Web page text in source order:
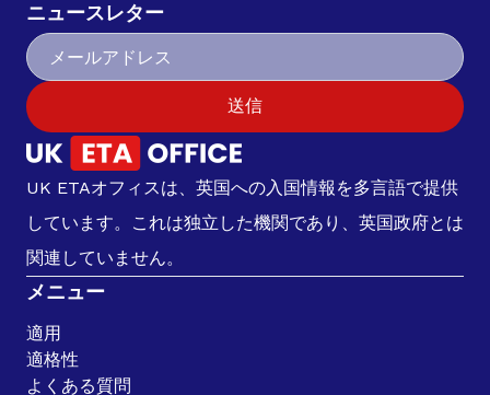
ニュースレター
送信
UK ETAオフィスは、英国への入国情報を多言語で提供
しています。これは独立した機関であり、英国政府とは
関連していません。
メニュー
適用
適格性
よくある質問